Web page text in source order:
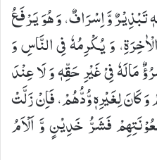
تَبْذِیْرٌ وَّ اِسْرَافٌ، وَ هُوَ یَرْفَعُ
وَ یُكْرِمُهٗ فِی النَّاسِ وَ
مَالَهٗ فِیْ غَیْرِ حَقِّهٖ وَ لَا عِنْدَ
وَ كَانَ لِغَیْرِهٖ وُّدُّهُمْ، فَاِنْ زَلَّتْ
فَشَرُّ خَدِیْنٍ وَّ اَلْاَمُ